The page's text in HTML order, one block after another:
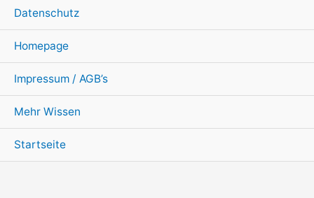
Datenschutz
Homepage
Impressum / AGB’s
Mehr Wissen
Startseite